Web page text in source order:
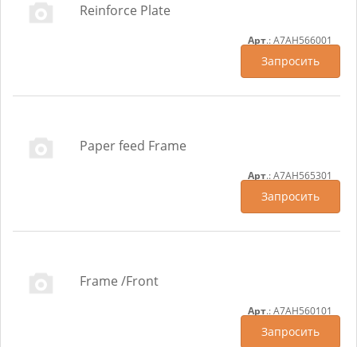
Reinforce Plate
Арт.: A7AH566001
Запросить
Paper feed Frame
Арт.: A7AH565301
Запросить
Frame /Front
Арт.: A7AH560101
Запросить